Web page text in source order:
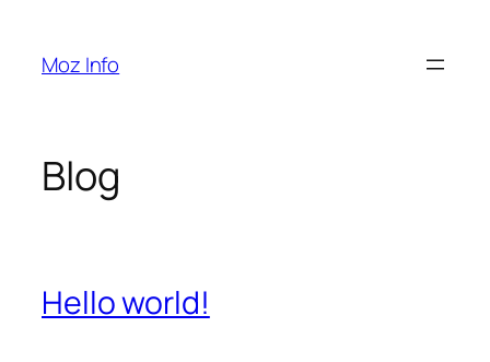
Moz Info
Blog
Hello world!